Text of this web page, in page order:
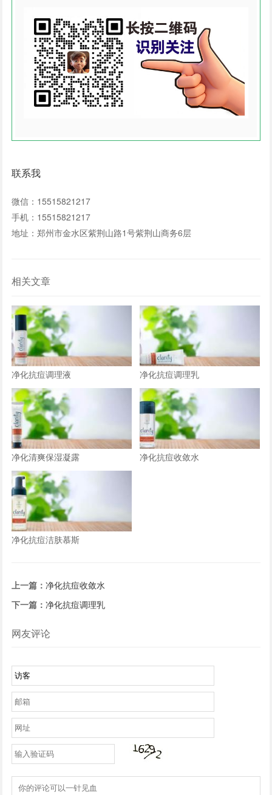
联系我
微信：15515821217
手机：15515821217
地址：郑州市金水区紫荆山路1号紫荆山商务6层
相关文章
净化抗痘调理液 净化抗痘调理乳
净化清爽保湿凝露 净化抗痘收敛水
净化抗痘洁肤慕斯
上一篇：净化抗痘收敛水
下一篇：净化抗痘调理乳
网友评论